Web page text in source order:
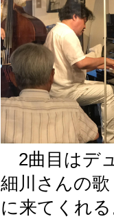
2曲目はデ
細川さんの
に来てくれ